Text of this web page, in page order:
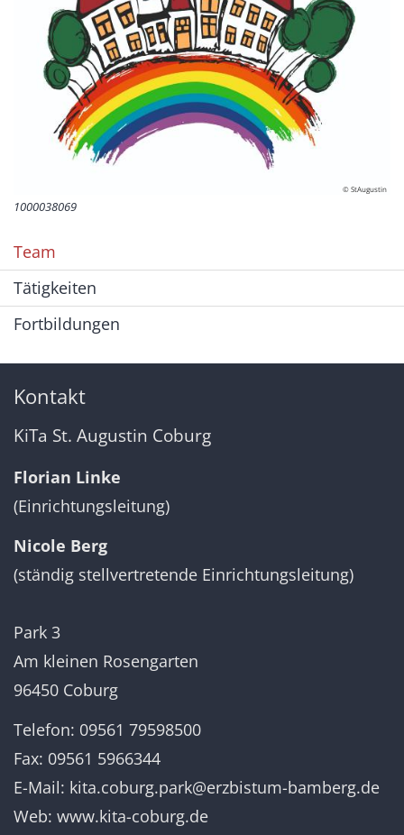
© StAugustin
1000038069
Team
Tätigkeiten
Fortbildungen
Kontakt
KiTa St. Augustin Coburg
Florian Linke
(Einrichtungsleitung)
Nicole Berg
(ständig stellvertretende Einrichtungsleitung)
Park 3
Am kleinen Rosengarten
96450 Coburg
Telefon: 09561 79598500
Fax: 09561 5966344
E-Mail: kita.coburg.park@erzbistum-bamberg.de
Web: www.kita-coburg.de